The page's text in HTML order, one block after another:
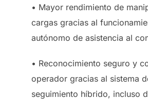
• Mayor rendimiento de
cargas gracias al
autónomo de asistencia al
• Reconocimiento seguro y
operador gracias al sistema
seguimiento híbrido, incluso